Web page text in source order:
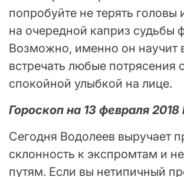
попробуйте не терять головы
на очередной каприз судьбы
Возможно, именно он научит
встречать любые потрясения
спокойной улыбкой на лице.
Гороскоп на 13 февраля
Сегодня Водолеев выручает
склонность к экспромтам и
путям. Если вы нетипичный